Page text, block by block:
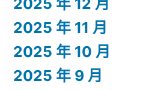
2025 年 12 月
2025 年 11 月
2025 年 10 月
2025 年 9 月